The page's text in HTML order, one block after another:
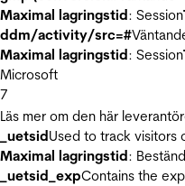
Maximal lagringstid: Session
ddm/activity/src=#
Maximal lagringstid: Session
Microsoft
7
Läs mer om den här
_uetsidUsed to track visitors
Maximal lagringstid:
_uetsid_expContains the